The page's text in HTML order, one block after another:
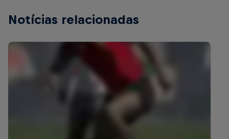
Notícias relacionadas